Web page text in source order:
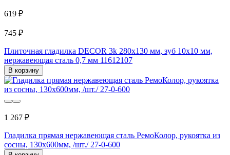
619 ₽
745 ₽
Плиточная гладилка DECOR 3k 280x130 мм, зуб 10x10 мм,
нержавеющая сталь 0,7 мм 11612107
В корзину
1 267 ₽
Гладилка прямая нержавеющая сталь РемоКолор, рукоятка из
сосны, 130х600мм, /шт./ 27-0-600